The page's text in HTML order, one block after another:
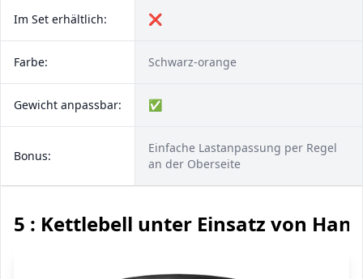
Im Set erhältlich: ❌
Farbe: Schwarz-orange
Gewicht anpassbar: ✅
Bonus:
Einfache Lastanpassung per Regel
an der Oberseite
5 : Kettlebell unter Einsatz von